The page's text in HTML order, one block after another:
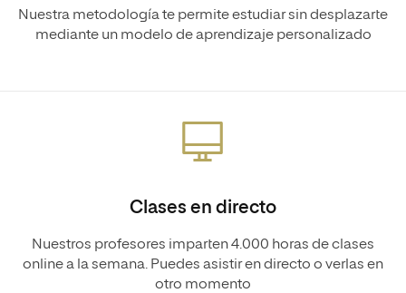
Nuestra metodología te permite estudiar sin desplazarte
mediante un modelo de aprendizaje personalizado
Clases en directo
Nuestros profesores imparten 4.000 horas de clases
online a la semana. Puedes asistir en directo o verlas en
otro momento